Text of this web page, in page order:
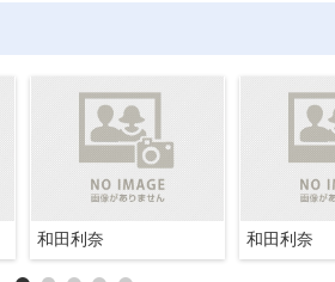
和田利奈 和田利奈